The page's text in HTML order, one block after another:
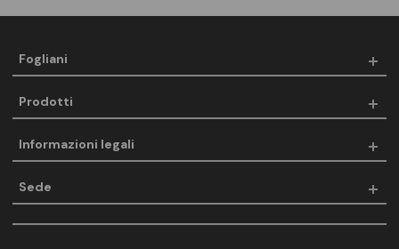
Fogliani
Prodotti
Informazioni legali
Sede